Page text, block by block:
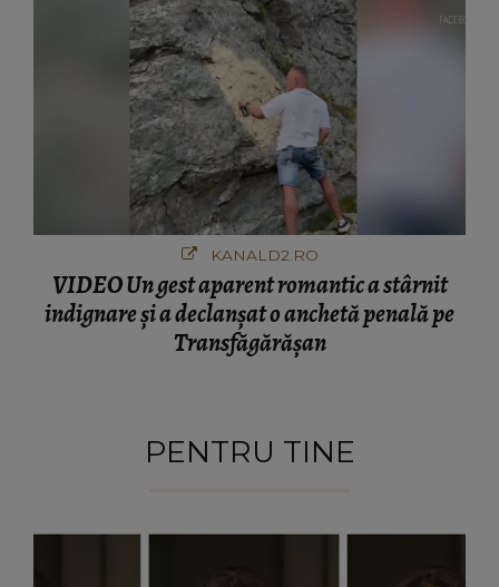
KANALD2.RO
VIDEO Un gest aparent romantic a stârnit
indignare și a declanșat o anchetă penală pe
Transfăgărășan
PENTRU TINE